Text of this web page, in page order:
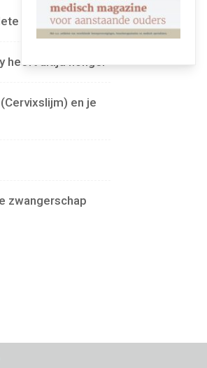
gids
heeft altijd honger
en je
zwangerschap